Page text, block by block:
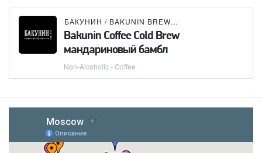
БАКУНИН / BAKUNIN BREWING CO.
Bakunin Coffee Cold Brew
мандариновый бамбл
Non-Alcoholic - Coffee